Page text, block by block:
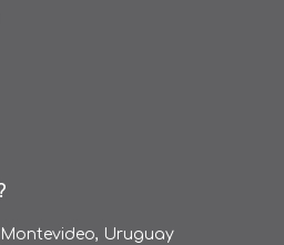
Montevideo, Uruguay